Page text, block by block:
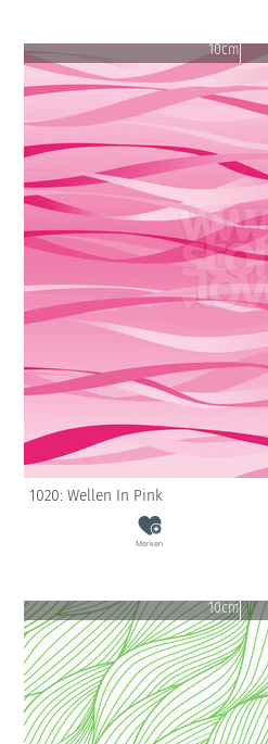
10cm
1020: Wellen In Pink
Merken
10cm